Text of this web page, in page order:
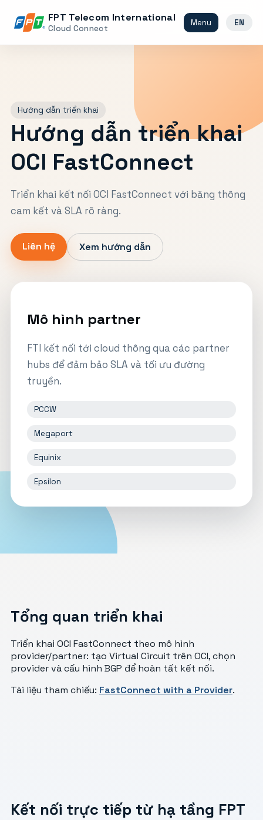
FPT Telecom International
Cloud Connect
Menu EN
Hướng dẫn triển khai
Hướng dẫn triển khai
OCI FastConnect
Triển khai kết nối OCI FastConnect với băng thông
cam kết và SLA rõ ràng.
Liên hệ Xem hướng dẫn
Mô hình partner
FTI kết nối tới cloud thông qua các partner
hubs để đảm bảo SLA và tối ưu đường
truyền.
PCCW
Megaport
Equinix
Epsilon
Tổng quan triển khai
Triển khai OCI FastConnect theo mô hình
provider/partner: tạo Virtual Circuit trên OCI, chọn
provider và cấu hình BGP để hoàn tất kết nối.
Tài liệu tham chiếu: FastConnect with a Provider.
Kết nối trực tiếp từ hạ tầng FPT